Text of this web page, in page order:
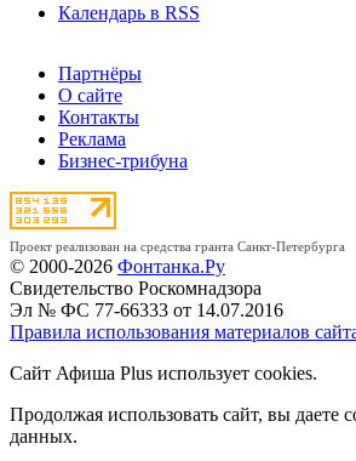
Календарь в RSS
Партнёры
О сайте
Контакты
Реклама
Бизнес-трибуна
Проект реализован на средства гранта Санкт-Петербурга
© 2000-2026 Фонтанка.Ру
Свидетельство Роскомнадзора
Эл № ФС 77-66333 от 14.07.2016
Правила использования материалов
Сайт Афиша Plus использует cookies.
Продолжая использовать сайт, вы даете
данных.